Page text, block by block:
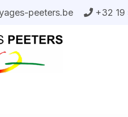
peeters.be +32 19